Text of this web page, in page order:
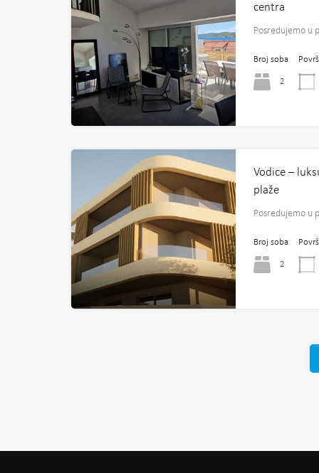
centra
Posredujemo u
Broj soba
2
Vodice –
plaže
Posredujemo u
Broj soba
2